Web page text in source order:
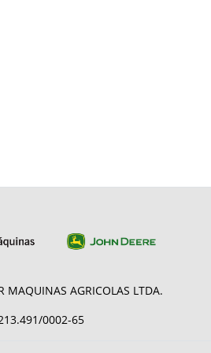
MAQUINAS AGRICOLAS LTDA.
0002-65